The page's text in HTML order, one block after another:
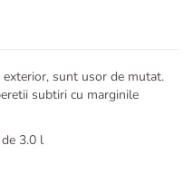
sunt usor de mutat.
subtiri cu marginile
3.0 l